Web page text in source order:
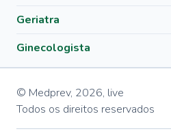
Geriatra
Ginecologista
© Medprev, 2026, live
Todos os direitos reservados